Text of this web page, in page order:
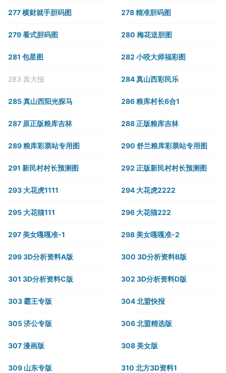
277 横财就手胆码图 278 精准胆码图
279 看式胆码图 280 梅花送胆图
281 包星图 282 小咬大师福彩图
283 真大报 284 真山西彩民乐
285 真山西阳光探马 286 粮库村长6合1
287 原正版粮库吉林 288 正版粮库吉林
289 粮库彩票站专用图 290 舒兰粮库彩票站专用图
291 新民村村长预测图 292 正版新民村村长预测图
293 大花虎1111 294 大花虎2222
295 大花猫111 296 大花猫222
297 美女嘎嘎准-1 298 美女嘎嘎准-2
299 3D分析资料A版 300 3D分析资料B版
301 3D分析资料C版 302 3D分析资料D版
303 霸王专版 304 北盟快报
305 济公专版 306 北盟精选版
307 漫画版 308 美女版
309 山东专版 310 北方3D资料1